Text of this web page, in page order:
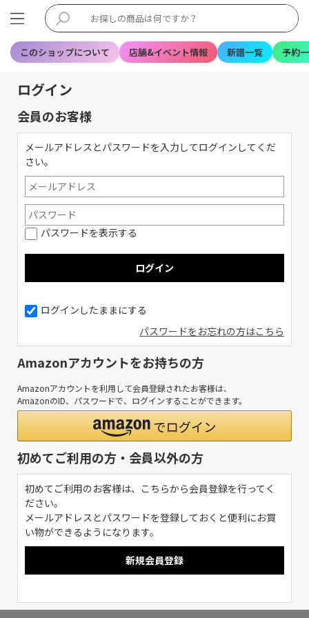
このショップについて 店舗&イベント情報 新譜一覧 予約
ログイン
会員のお客様
メールアドレスとパスワードを入力してログインしてくだ
さい。
パスワードを表示する
ログインしたままにする
パスワードをお忘れの方はこちら
Amazonアカウントをお持ちの方
Amazonアカウントを利用して会員登録されたお客様は、
AmazonのID、パスワードで、ログインすることができます。
初めてご利用の方・会員以外の方
初めてご利用のお客様は、こちらから会員登録を行ってく
ださい。
メールアドレスとパスワードを登録しておくと便利にお買
い物ができるようになります。